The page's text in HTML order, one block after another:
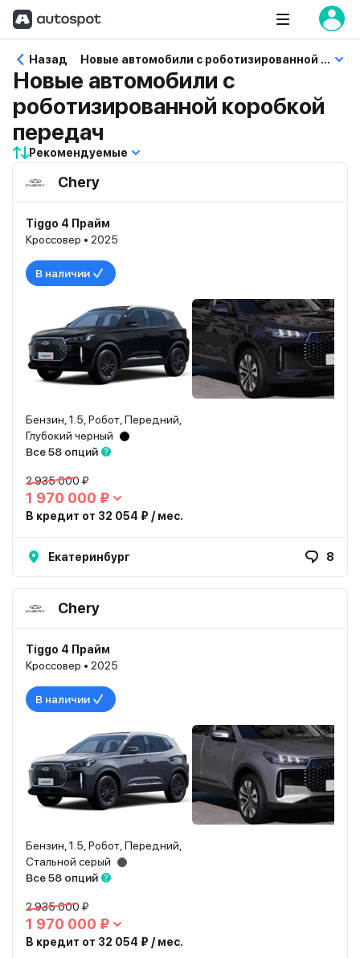
Назад Новые автомобили с роботизированной коробкой передач
Новые автомобили с
роботизированной коробкой
передач
Рекомендуемые
Chery
Tiggo 4 Прайм
Кроссовер • 2025
В наличии
Бензин, 1.5, Робот, Передний,
Глубокий черный
Все 58 опций
2 935 000 ₽
1 970 000 ₽
В кредит от 32 054 ₽ / мес.
Екатеринбург 8
Chery
Tiggo 4 Прайм
Кроссовер • 2025
В наличии
Бензин, 1.5, Робот, Передний,
Стальной серый
Все 58 опций
2 935 000 ₽
1 970 000 ₽
В кредит от 32 054 ₽ / мес.